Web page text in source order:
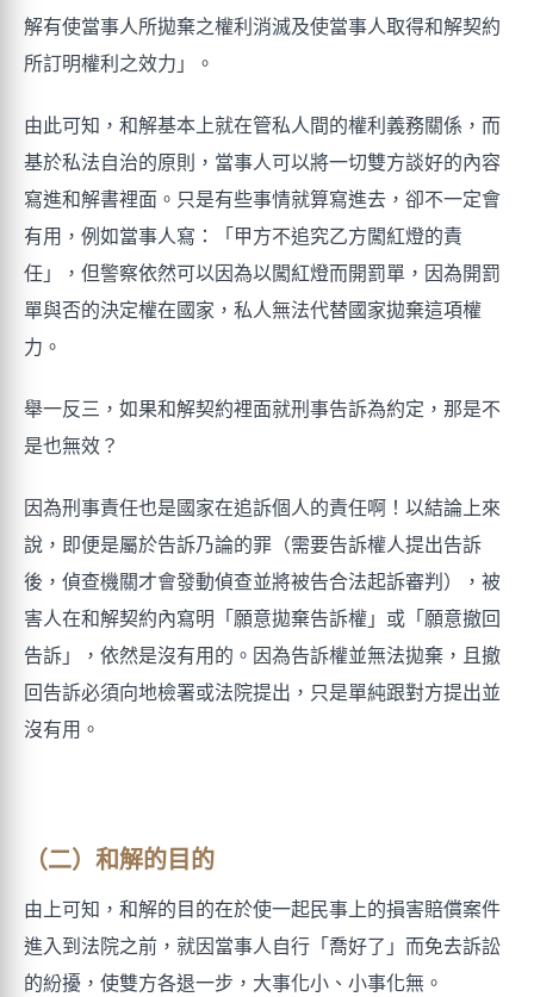
解有使當事人所拋棄之權利消滅及使當事人取得和解契約
所訂明權利之效力」。
由此可知，和解基本上就在管私人間的權利義務關係，而
基於私法自治的原則，當事人可以將一切雙方談好的內容
寫進和解書裡面。只是有些事情就算寫進去，卻不一定會
有用，例如當事人寫：「甲方不追究乙方闖紅燈的責
任」，但警察依然可以因為以闖紅燈而開罰單，因為開罰
單與否的決定權在國家，私人無法代替國家拋棄這項權
力。
舉一反三，如果和解契約裡面就刑事告訴為約定，那是不
是也無效？
因為刑事責任也是國家在追訴個人的責任啊！以結論上來
說，即便是屬於告訴乃論的罪（需要告訴權人提出告訴
後，偵查機關才會發動偵查並將被告合法起訴審判），被
害人在和解契約內寫明「願意拋棄告訴權」或「願意撤回
告訴」，依然是沒有用的。因為告訴權並無法拋棄，且撤
回告訴必須向地檢署或法院提出，只是單純跟對方提出並
沒有用。
（二）和解的目的
由上可知，和解的目的在於使一起民事上的損害賠償案件
進入到法院之前，就因當事人自行「喬好了」而免去訴訟
的紛擾，使雙方各退一步，大事化小、小事化無。